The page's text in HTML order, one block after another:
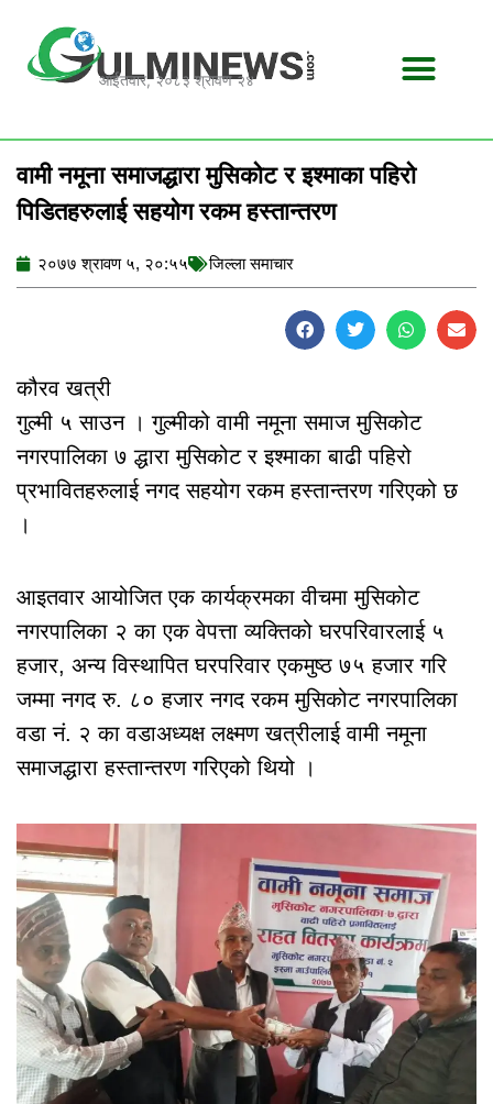
content
आईतवार, २०८३ श्रावण २४
वामी नमूना समाजद्धारा मुसिकोट र इश्माका पहिरो
पिडितहरुलाई सहयोग रकम हस्तान्तरण
२०७७ श्रावण ५, २०:५५ जिल्ला समाचार
कौरव खत्री
गुल्मी ५ साउन । गुल्मीको वामी नमूना समाज मुसिकोट
नगरपालिका ७ द्धारा मुसिकोट र इश्माका बाढी पहिरो
प्रभावितहरुलाई नगद सहयोग रकम हस्तान्तरण गरिएको छ
।
आइतवार आयोजित एक कार्यक्रमका वीचमा मुसिकोट
नगरपालिका २ का एक वेपत्ता व्यक्तिको घरपरिवारलाई ५
हजार, अन्य विस्थापित घरपरिवार एकमुष्ठ ७५ हजार गरि
जम्मा नगद रु. ८० हजार नगद रकम मुसिकोट नगरपालिका
वडा नं. २ का वडाअध्यक्ष लक्ष्मण खत्रीलाई वामी नमूना
समाजद्धारा हस्तान्तरण गरिएको थियो ।